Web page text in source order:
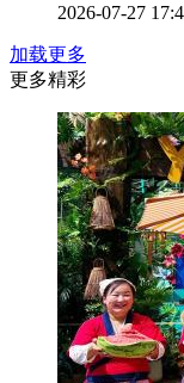
2026-07-27
加载更多
更多精彩